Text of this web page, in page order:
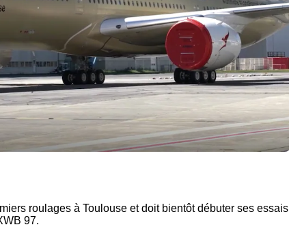
roulages à Toulouseet doit bientôt débuter ses essais
97.